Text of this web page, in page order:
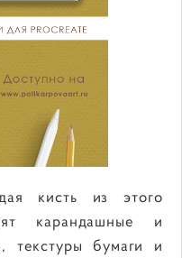
кисть из этого
карандашные и
текстуры бумаги и